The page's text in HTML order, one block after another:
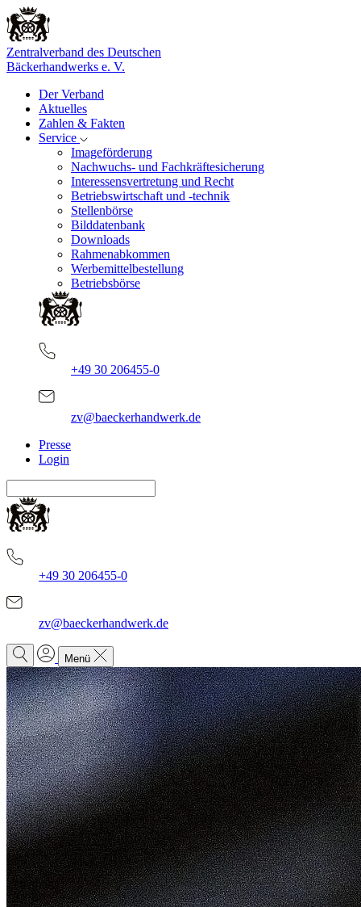
Zentralverband des Deutschen
Bäckerhandwerks e. V.
Der Verband
Aktuelles
Zahlen & Fakten
Service
Imageförderung
Nachwuchs- und Fachkräftesicherung
Interessensvertretung und Recht
Betriebswirtschaft und -technik
Stellenbörse
Bilddatenbank
Downloads
Rahmenabkommen
Werbemittelbestellung
Betriebsbörse
+49 30 206455-0
zv@baeckerhandwerk.de
Presse
Login
+49 30 206455-0
zv@baeckerhandwerk.de
Menü